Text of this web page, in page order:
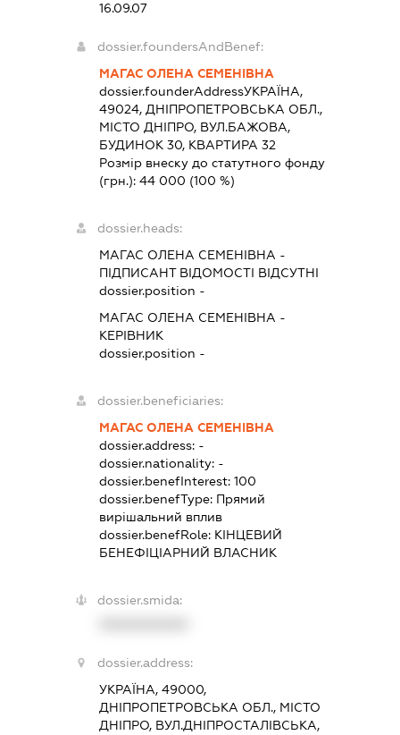
16.09.07
dossier.foundersAndBenef:
МАГАС ОЛЕНА СЕМЕНІВНА
dossier.founderAddressУКРАЇНА,
49024, ДНІПРОПЕТРОВСЬКА ОБЛ.,
МІСТО ДНІПРО, ВУЛ.БАЖОВА,
БУДИНОК 30, КВАРТИРА 32
Розмір внеску до статутного фонду
(грн.):44 000 (100 %)
dossier.heads:
МАГАС ОЛЕНА СЕМЕНІВНА -
ПІДПИСАНТВІДОМОСТІ ВІДСУТНІ
dossier.position -
МАГАС ОЛЕНА СЕМЕНІВНА -
КЕРІВНИК
dossier.position -
dossier.beneficiaries:
МАГАС ОЛЕНА СЕМЕНІВНА
dossier.address: -
dossier.nationality: -
dossier.benefInterest:100
dossier.benefType: Прямий
вирішальний вплив
dossier.benefRole: КІНЦЕВИЙ
БЕНЕФІЦІАРНИЙ ВЛАСНИК
dossier.smida:
dossier.address:
УКРАЇНА, 49000,
ДНІПРОПЕТРОВСЬКА ОБЛ., МІСТО
ДНІПРО, ВУЛ.ДНІПРОСТАЛІВСЬКА,